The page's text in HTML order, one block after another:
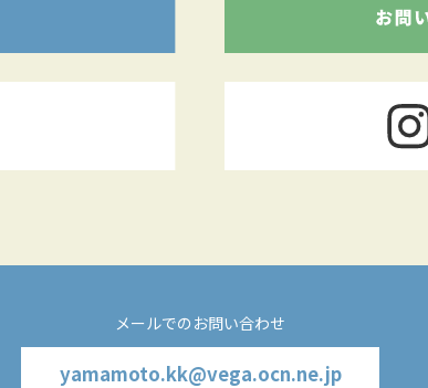
メールでのお問い合わせ
yamamoto.kk@vega.ocn.ne.jp